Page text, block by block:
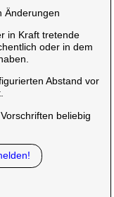
Änderungen
in Kraft tretende
oder in dem
Abstand vor
beliebig